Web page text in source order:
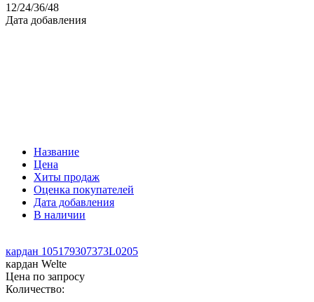
12/24/36/48
Дата добавления
Название
Цена
Хиты продаж
Оценка покупателей
Дата добавления
В наличии
кардан 105179307373L0205
кардан Welte
Цена по запросу
Количество: